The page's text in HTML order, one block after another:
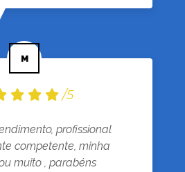
/5
profissional
competente, minha
muito , parabéns